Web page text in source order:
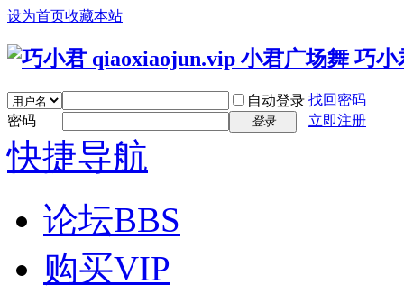
设为首页收藏本站
自动登录 找回密码
密码
登录 立即注册
快捷导航
论坛BBS
购买VIP